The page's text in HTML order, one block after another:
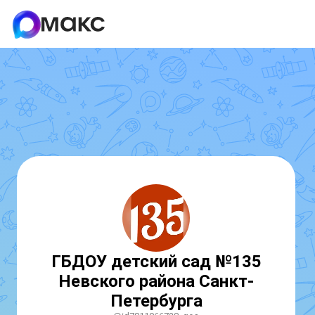
ГБДОУ детский сад №135
Невского района Санкт-
Петербурга